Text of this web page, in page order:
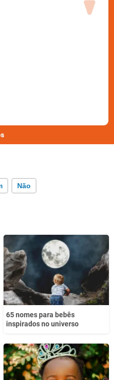
Não
incorreta
que procuro
65 nomes para bebês
inspirados no universo